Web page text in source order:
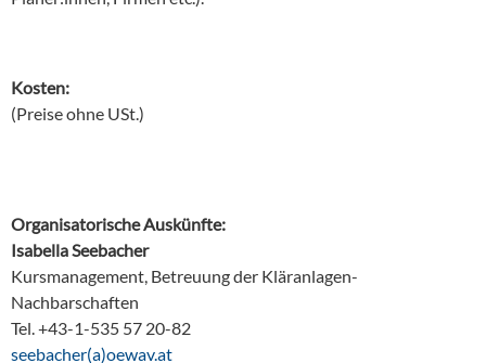
Kosten:
(Preise ohne USt.)
Organisatorische Auskünfte:
Isabella Seebacher
Kursmanagement, Betreuung der Kläranlagen-
Nachbarschaften
Tel. +43-1-535 57 20-82
ta.vaweo(a)rehcabees